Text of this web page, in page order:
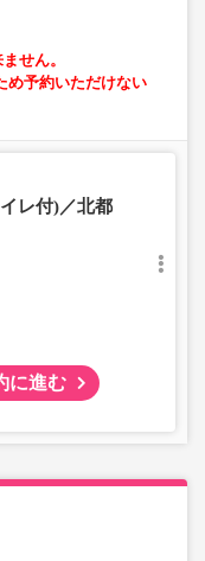
せん。
め予約いただけない
レ付)／北都
に進む